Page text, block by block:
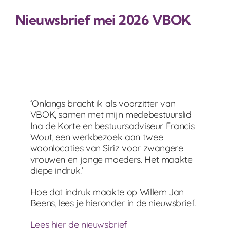
Lid worden / doneren
Nieuwsbrief mei 2026 VBOK
‘Onlangs bracht ik als voorzitter van
VBOK, samen met mijn medebestuurslid
Ina de Korte en bestuursadviseur Francis
Wout, een werkbezoek aan twee
woonlocaties van Siriz voor zwangere
vrouwen en jonge moeders. Het maakte
diepe indruk.’
Hoe dat indruk maakte op Willem Jan
Beens, lees je hieronder in de nieuwsbrief.
Lees hier de nieuwsbrief